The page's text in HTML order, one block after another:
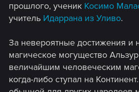
прошлого, ученик Косимо
учитель Идаррана из Уливо.
За невероятные достижения и
магическое могущество Альзур
величайшим человеческим
когда-либо ступал на